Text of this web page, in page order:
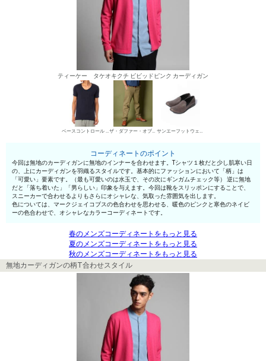
ティーケー タケオキクチ ビビッドピンク カーディガン
ベースコントロール UネックTシャツ ザ・ダファー・オブ・セントジョージ チノパン・綿パン サンエーフットウェア スリッポン
コーディネートのポイント
今回は無地のカーディガンに無地のインナーを合わせます。Tシャツ１枚だと少し肌寒い日
の、上にカーディガンを羽織るスタイルです。基本的にファッションにおいて「柄」は
「可愛い」要素です。（最も可愛いのは水玉で、その次にギンガムチェック等） 逆に無地
だと「落ち着いた」「男らしい」印象を与えます。今回は靴をスリッポンにすることで、
スニーカーで合わせるよりもさらにオシャレな、気取った雰囲気を出します。
色については、マークジェイコブスの色合わせを思わせる、暖色のピンクと寒色のネイビ
ーの色合わせで、オシャレなカラーコーディネートです。
春のメンズコーディネートをもっと見る
夏のメンズコーディネートをもっと見る
秋のメンズコーディネートをもっと見る
無地カーディガンの柄T合わせスタイル